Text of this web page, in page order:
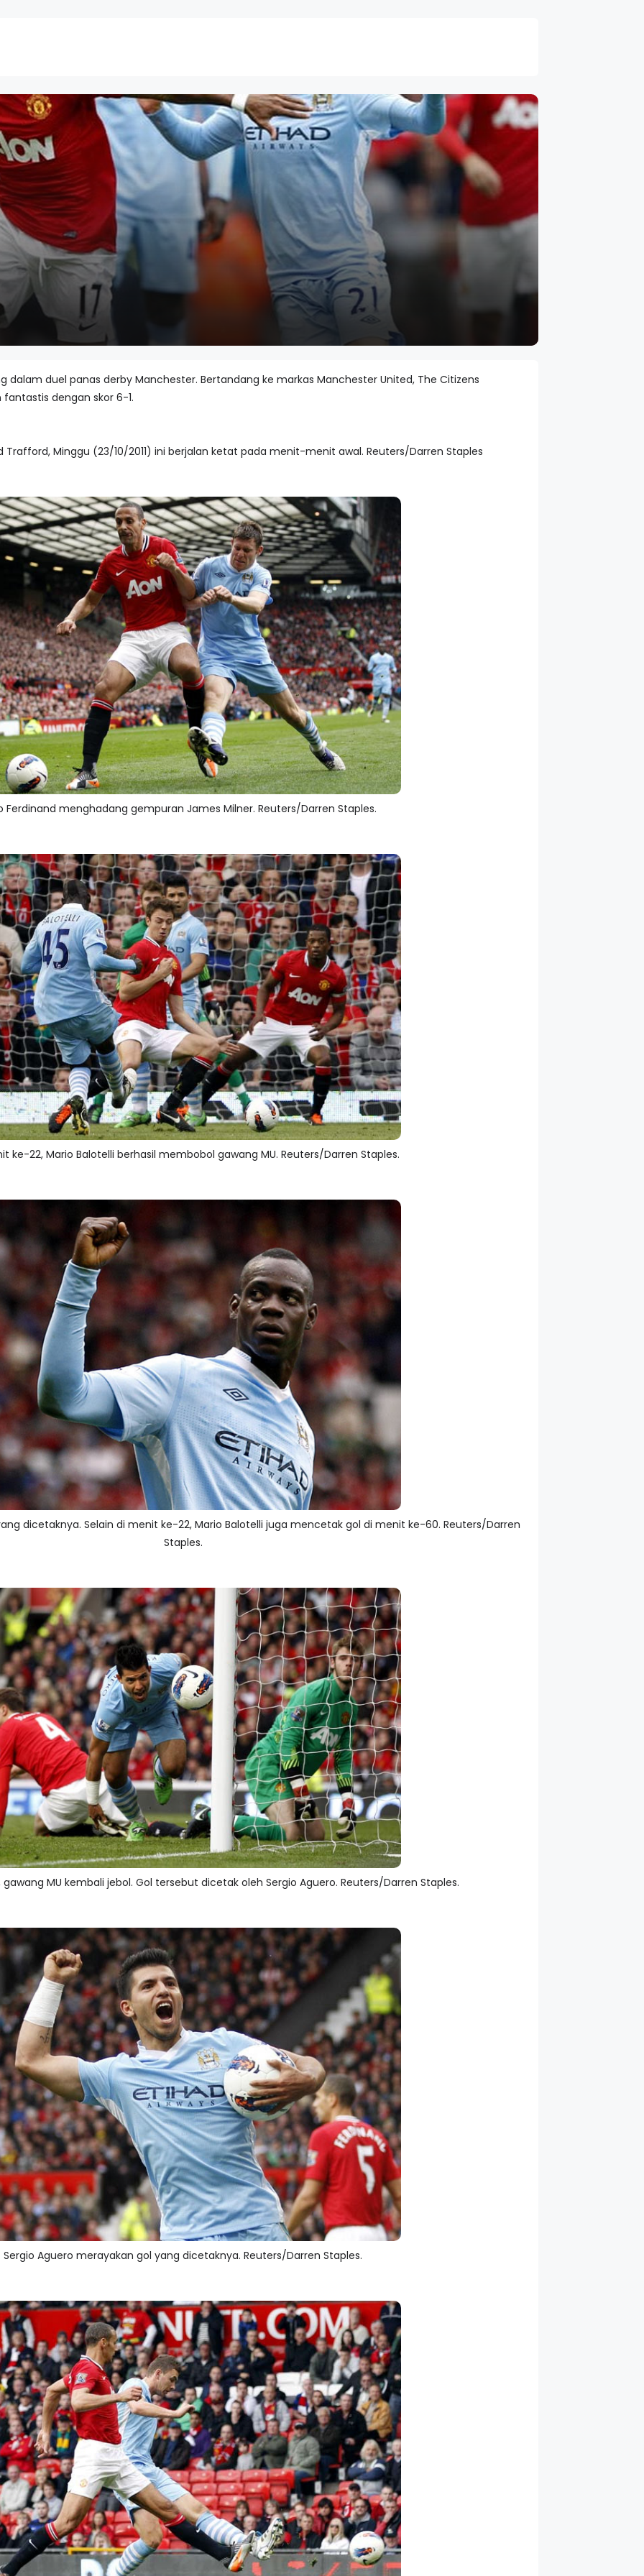
duel panas derby Manchester. Bertandang ke markas Manchester United, The Citizens
dengan skor 6-1.
Trafford, Minggu (23/10/2011) ini berjalan ketat pada menit-menit awal. Reuters/Darren Staples
Ferdinand menghadang gempuran James Milner. Reuters/Darren Staples.
ke-22, Mario Balotelli berhasil membobol gawang MU. Reuters/Darren Staples.
dicetaknya. Selain di menit ke-22, Mario Balotelli juga mencetak gol di menit ke-60. Reuters/Darren
Staples.
MU kembali jebol. Gol tersebut dicetak oleh Sergio Aguero. Reuters/Darren Staples.
Sergio Aguero merayakan gol yang dicetaknya. Reuters/Darren Staples.